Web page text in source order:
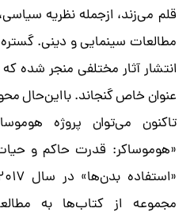
قلم می‌زند، ازجمله نظریه
مطالعات سینمایی و دینی.
انتشار آثار مختلفی منجر شده
تاکنون می‌توان پروژه
«هوموساکر: قدرت حاکم و
مجموعه از کتاب‌ها به